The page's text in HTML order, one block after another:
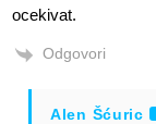
ocekivat.
Odgovori
Alen Šćuric